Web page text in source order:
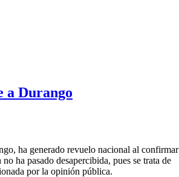
a Durango
ha generado revuelo nacional al confirmar
ha pasado desapercibida, pues se trata de
por la opinión pública.